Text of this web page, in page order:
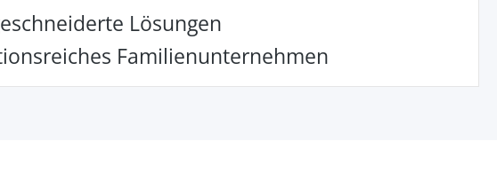
Lösungen
Familienunternehmen